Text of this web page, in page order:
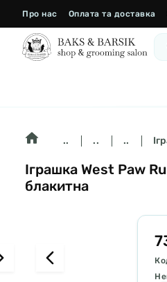
Про нас Оплата та доставка
.. .. ..
Іграшка West Paw
блакитна